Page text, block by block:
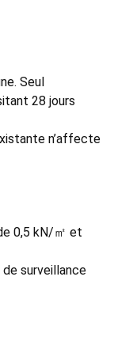
Seul
28 jours
n’affecte
0,5 kN/㎡ et
surveillance